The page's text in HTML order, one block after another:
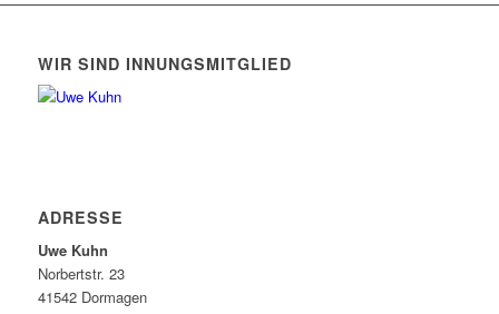
WIR SIND INNUNGSMITGLIED
ADRESSE
Uwe Kuhn
Norbertstr. 23
41542 Dormagen